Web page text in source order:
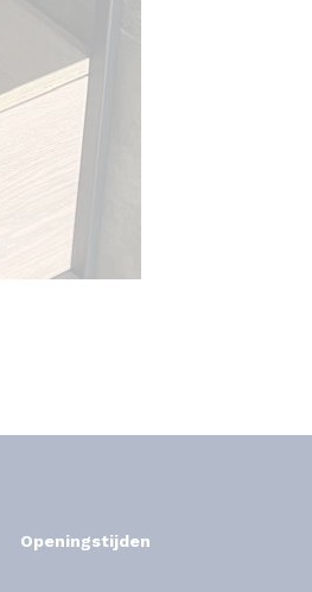
Openingstijden